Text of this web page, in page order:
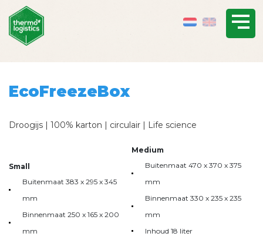
EcoFreezeBox
Droogijs | 100% karton | circulair | Life science
Small
Buitenmaat 383 x 295 x 345
mm
Binnenmaat 250 x 165 x 200
mm
Medium
Buitenmaat 470 x 370 x 375
mm
Binnenmaat 330 x 235 x 235
mm
Inhoud 18 liter